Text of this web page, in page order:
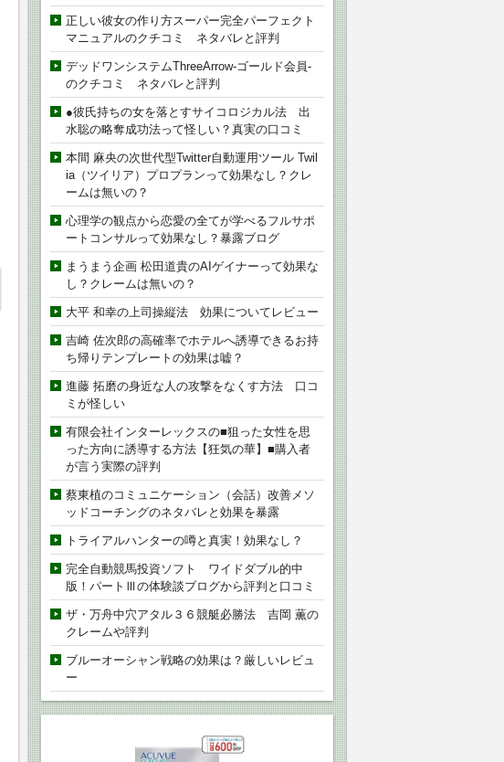
正しい彼女の作り方スーパー完全パーフェクト
マニュアルのクチコミ ネタバレと評判
デッドワンシステムThreeArrow-ゴールド会員-
のクチコミ ネタバレと評判
●彼氏持ちの女を落とすサイコロジカル法 出
水聡の略奪成功法って怪しい？真実の口コミ
本間 麻央の次世代型Twitter自動運用ツール Twil
ia（ツイリア）プロプランって効果なし？クレ
ームは無いの？
心理学の観点から恋愛の全てが学べるフルサポ
ートコンサルって効果なし？暴露ブログ
まうまう企画 松田道貴のAIゲイナーって効果な
し？クレームは無いの？
大平 和幸の上司操縦法 効果についてレビュー
吉崎 佐次郎の高確率でホテルへ誘導できるお持
ち帰りテンプレートの効果は嘘？
進藤 拓磨の身近な人の攻撃をなくす方法 口コ
ミが怪しい
有限会社インターレックスの■狙った女性を思
った方向に誘導する方法【狂気の華】■購入者
が言う実際の評判
蔡東植のコミュニケーション（会話）改善メソ
ッドコーチングのネタバレと効果を暴露
トライアルハンターの噂と真実！効果なし？
完全自動競馬投資ソフト ワイドダブル的中
版！パートⅢの体験談ブログから評判と口コミ
ザ・万舟中穴アタル３６競艇必勝法 吉岡 薫の
クレームや評判
ブルーオーシャン戦略の効果は？厳しいレビュ
ー